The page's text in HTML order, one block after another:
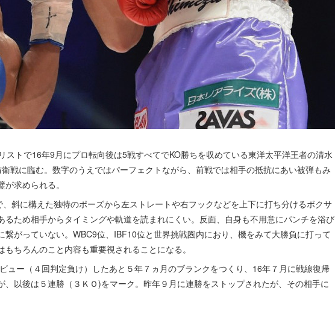
トで16年9月にプロ転向後は5戦すべてでKO勝ちを収めている東洋太平洋王者の清水
戦に臨む。数字のうえではパーフェクトながら、前戦では相手の抵抗にあい被弾もみ
求められる。
斜に構えた独特のポーズから左ストレートや右フックなどを上下に打ち分けるボクサ
るため相手からタイミングや軌道を読まれにくい。反面、自身も不用意にパンチを浴び
繋がっていない。WBC9位、IBF10位と世界挑戦圏内におり、機をみて大勝負に打って
ちろんのこと内容も重要視されることになる。
ュー（４回判定負け）したあと５年７ヵ月のブランクをつくり、16年７月に戦線復帰
、以後は５連勝（３ＫＯ)をマーク。昨年９月に連勝をストップされたが、その相手に